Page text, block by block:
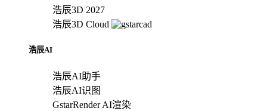
浩辰3D 2027
浩辰3D Cloud
浩辰AI
浩辰AI助手
浩辰AI识图
GstarRender AI渲染